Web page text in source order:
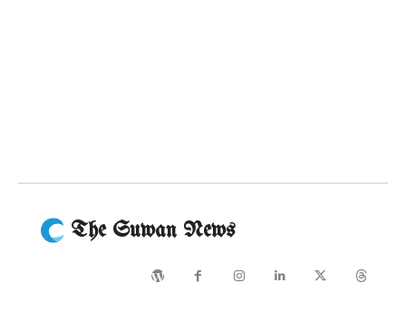
The Suwan News